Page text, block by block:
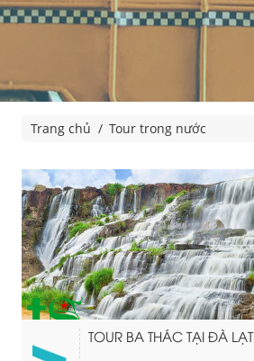
Trang chủ Tour trong nước
TOUR BA THÁC TẠI ĐÀ LẠT